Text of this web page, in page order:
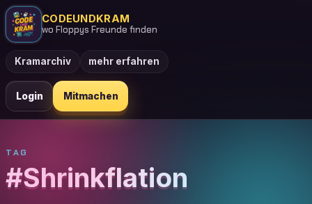
CODEUNDKRAM
wo Floppys Freunde finden
Kramarchiv mehr erfahren
Login Mitmachen
TAG
#Shrinkflation